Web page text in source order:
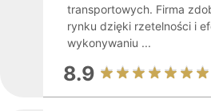
transportowych. Firma
rynku dzięki rzetelności i
wykonywaniu ...
8.9